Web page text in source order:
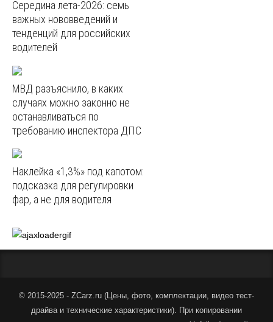
Середина лета-2026: семь
важных нововведений и
тенденций для российских
водителей
МВД разъяснило, в каких
случаях можно законно не
останавливаться по
требованию инспектора ДПС
Наклейка «1,3%» под капотом:
подсказка для регулировки
фар, а не для водителя
© 2015-2025 - ZCarz.ru (Цены, фото, комплектации, видео тест-
драйва и технические характеристики). При копировании